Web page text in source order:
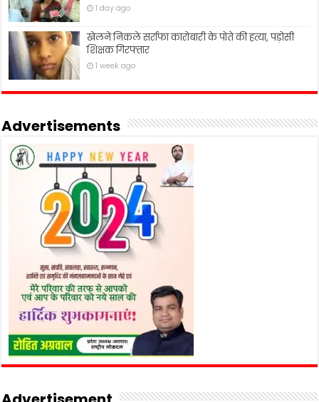
1 day ago
खेलने निकले सर्राफा कारोबारी के पोते की हत्या, पड़ोसी
शिक्षक गिरफ्तार
1 week ago
Advertisements